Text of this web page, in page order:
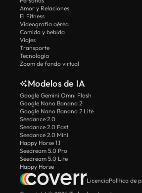
Amor y Relaciones
El Fitness
Videografía aérea
Comida y bebida
Viajes
Transporte
Tecnología
Zoom de fondo virtual
Modelos de IA
Google Gemini Omni Flash
Google Nano Banana 2
Google Nano Banana 2 Lite
Seedance 2.0
Seedance 2.0 Fast
Seedance 2.0 Mini
Happy Horse 1.1
Seedream 5.0 Pro
Seedream 5.0 Lite
Happy Horse
LicenciaPolítica de